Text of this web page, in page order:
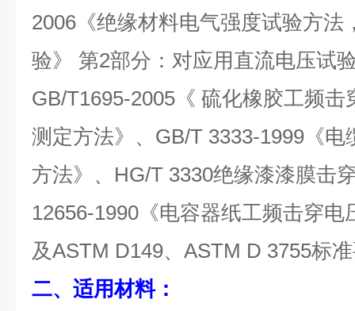
2006《绝缘材料电气强度试验方法
验》 第2部分：对应用直流电压试
GB/T1695-2005《 硫化橡胶工频
测定方法》、GB/T 3333-1999《
方法》、HG/T 3330绝缘漆漆膜击
12656-1990《电容器纸工频击穿电
及ASTM D149、ASTM D 3755标
二、适用材料：